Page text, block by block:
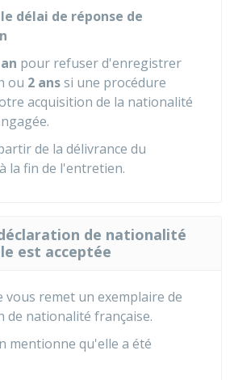
délai de réponse de
pour refuser d'enregistrer
ou 2 anssi une procédure
acquisition de la nationalité
de la délivrance du
la fin de l'entretien.
de nationalité
est acceptée
remet un exemplaire de
de nationalité française.
mentionne qu'elle a été